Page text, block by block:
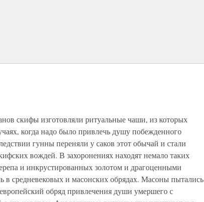
скифы изготовляли ритуальные чаши, из которых
когда надо было привлечь душу побежденного
гунны переняли у саков этот обычай и стали
вождей. В захоронениях находят немало таких
и инкрустированных золотом и драгоценными
в средневековых и масонских обрядах. Масоны пытались
обряд привлечения души умершего с